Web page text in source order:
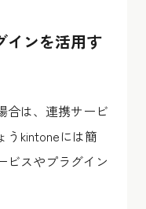
インを活用す
合は、連携サービ
うkintoneには簡
ビスやプラグイン